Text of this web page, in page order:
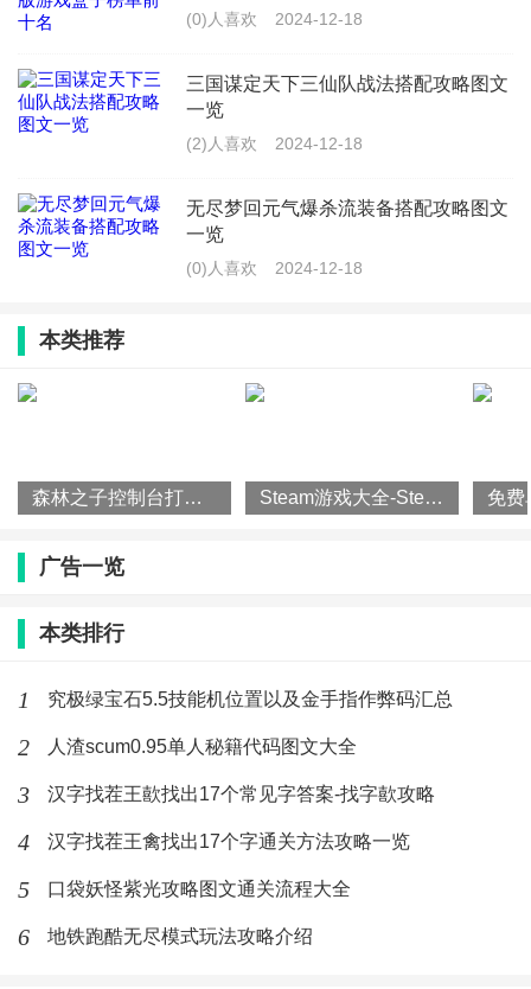
(0)人喜欢 2024-12-18
三国谋定天下三仙队战法搭配攻略图文
一览
(2)人喜欢 2024-12-18
无尽梦回元气爆杀流装备搭配攻略图文
一览
(0)人喜欢 2024-12-18
本类推荐
森林之子控制台打开方法攻略一览 Steam游戏大全-Steam平台游戏排行榜
广告一览
本类排行
1 究极绿宝石5.5技能机位置以及金手指作弊码汇总
2 人渣scum0.95单人秘籍代码图文大全
3 汉字找茬王歖找出17个常见字答案-找字歖攻略
4 汉字找茬王禽找出17个字通关方法攻略一览
5 口袋妖怪紫光攻略图文通关流程大全
6 地铁跑酷无尽模式玩法攻略介绍